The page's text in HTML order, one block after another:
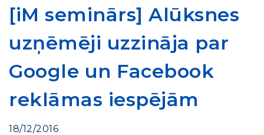
[iM seminārs] Alūksnes
uzņēmēji uzzināja par
Google un Facebook
reklāmas iespējām
18/12/2016